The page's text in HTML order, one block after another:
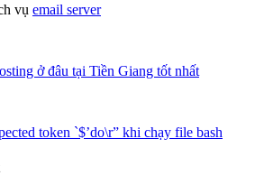
vụ email server
ở đâu tại Tiền Giang tốt nhất
token `$’do\r” khi chạy file bash